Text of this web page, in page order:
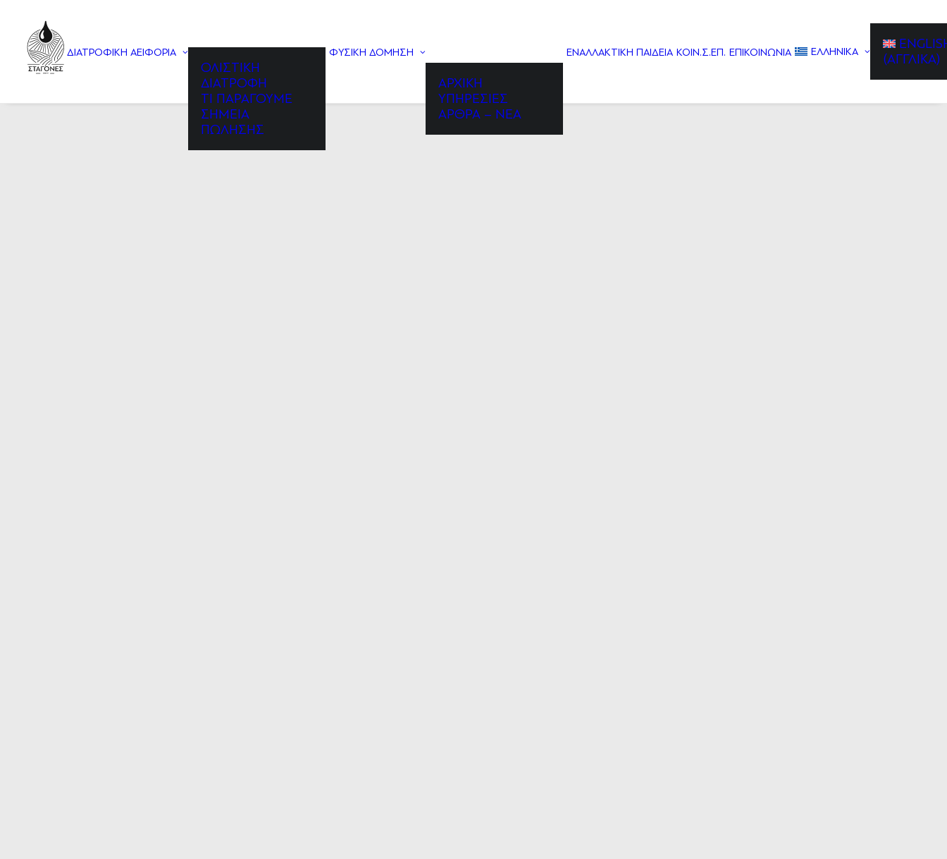
ΔΙΑΤΡΟΦΙΚΉ ΑΕΙΦΟΡΊΑ
ΟΛΙΣΤΙΚΗ
ΔΙΑΤΡΟΦΗ
ΤΙ ΠΑΡΑΓΟΥΜΕ
ΣΗΜΕΙΑ
ΠΩΛΗΣΗΣ
ΦΥΣΙΚΉ ΔΌΜΗΣΗ
ΑΡΧΙΚΉ
ΥΠΗΡΕΣΊΕΣ
ΑΡΘΡΑ – ΝΈΑ
ΕΝΑΛΛΑΚΤΙΚΗ ΠΑΙΔΕΙΑ ΚΟΙΝ.Σ.ΕΠ. ΕΠΙΚΟΙΝΩΝIΑ ΕΛΛΗΝΙΚΆ
(ΑΓΓΛΙΚΆ)